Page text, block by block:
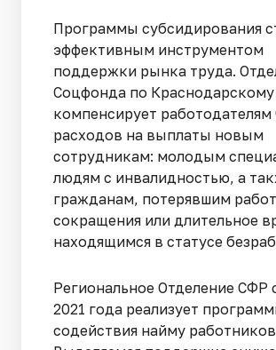
Программы субсидирования
эффективным инструментом
поддержки рынка труда.
Соцфонда по
компенсирует работодателям
расходов на выплаты новым
сотрудникам: молодым
людям с инвалидностью, а
гражданам, потерявшим
сокращения или длительное
находящимся в статусе
Региональное Отделение СФР
2021 года реализует
содействия найму